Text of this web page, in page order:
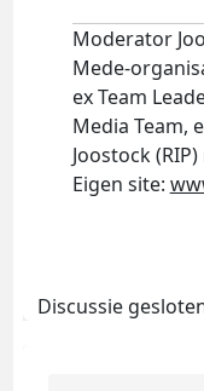
Moderator
Mede-
ex Team
Media Team,
Joostock
Eigen site:
Discussie